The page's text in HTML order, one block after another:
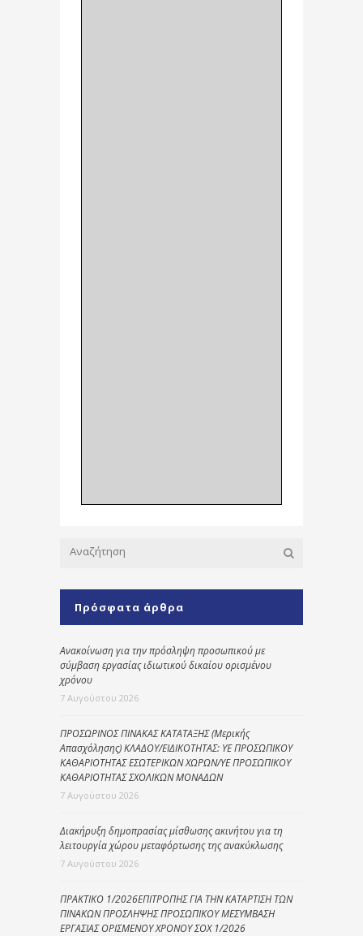
Πρόσφατα άρθρα
Ανακοίνωση για την πρόσληψη προσωπικού με
σύμβαση εργασίας ιδιωτικού δικαίου ορισμένου
χρόνου
7 Αυγούστου 2026
ΠΡΟΣΩΡΙΝΟΣ ΠΙΝΑΚΑΣ ΚΑΤΑΤΑΞΗΣ (Μερικής
Απασχόλησης) ΚΛΑΔΟΥ/ΕΙΔΙΚΟΤΗΤΑΣ: ΥΕ ΠΡΟΣΩΠΙΚΟΥ
ΚΑΘΑΡΙΟΤΗΤΑΣ ΕΣΩΤΕΡΙΚΩΝ ΧΩΡΩΝ/ΥΕ ΠΡΟΣΩΠΙΚΟΥ
ΚΑΘΑΡΙΟΤΗΤΑΣ ΣΧΟΛΙΚΩΝ ΜΟΝΑΔΩΝ
7 Αυγούστου 2026
Διακήρυξη δημοπρασίας μίσθωσης ακινήτου για τη
λειτουργία χώρου μεταφόρτωσης της ανακύκλωσης
7 Αυγούστου 2026
ΠΡΑΚΤΙΚΟ 1/2026ΕΠΙΤΡΟΠΗΣ ΓΙΑ ΤΗΝ ΚΑΤΑΡΤΙΣΗ ΤΩΝ
ΠΙΝΑΚΩΝ ΠΡΟΣΛΗΨΗΣ ΠΡΟΣΩΠΙΚΟΥ ΜΕΣΥΜΒΑΣΗ
ΕΡΓΑΣΙΑΣ ΟΡΙΣΜΕΝΟΥ ΧΡΟΝΟΥ ΣΟΧ 1/2026